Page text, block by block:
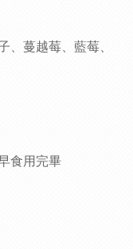
、蔓越莓、藍莓、
食用完畢